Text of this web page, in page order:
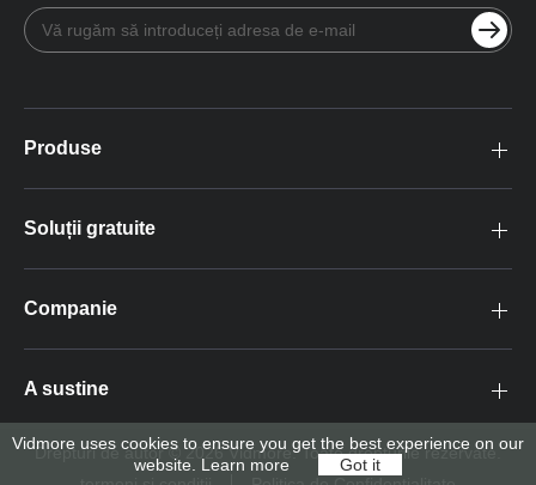
Produse
Soluții gratuite
Companie
A sustine
Drepturi de autor © 2026 Vidmore. Toate drepturile rezervate.
Vidmore uses cookies to ensure you get the best experience on our
website. Learn more Got it